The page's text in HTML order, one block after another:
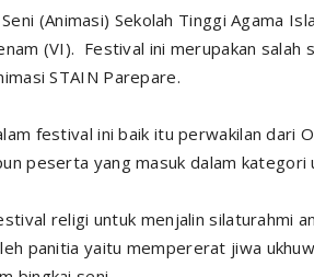
(Animasi) Sekolah Tinggi Agama
(VI). Festival ini merupakan salah
STAIN Parepare.
festival ini baik itu perwakilan dari
peserta yang masuk dalam kategori
religi untuk menjalin silaturahmi
panitia yaitu mempererat jiwa